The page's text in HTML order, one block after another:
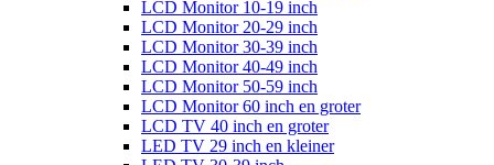
LCD Monitor 10-19 inch
LCD Monitor 20-29 inch
LCD Monitor 30-39 inch
LCD Monitor 40-49 inch
LCD Monitor 50-59 inch
LCD Monitor 60 inch en groter
LCD TV 40 inch en groter
LED TV 29 inch en kleiner